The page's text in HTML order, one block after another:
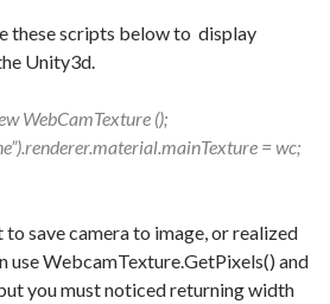
these scripts below to display
Unity3d.
WebCamTexture ();
= wc;
save camera to image, or realized
use WebcamTexture.GetPixels() and
you must noticed returning width